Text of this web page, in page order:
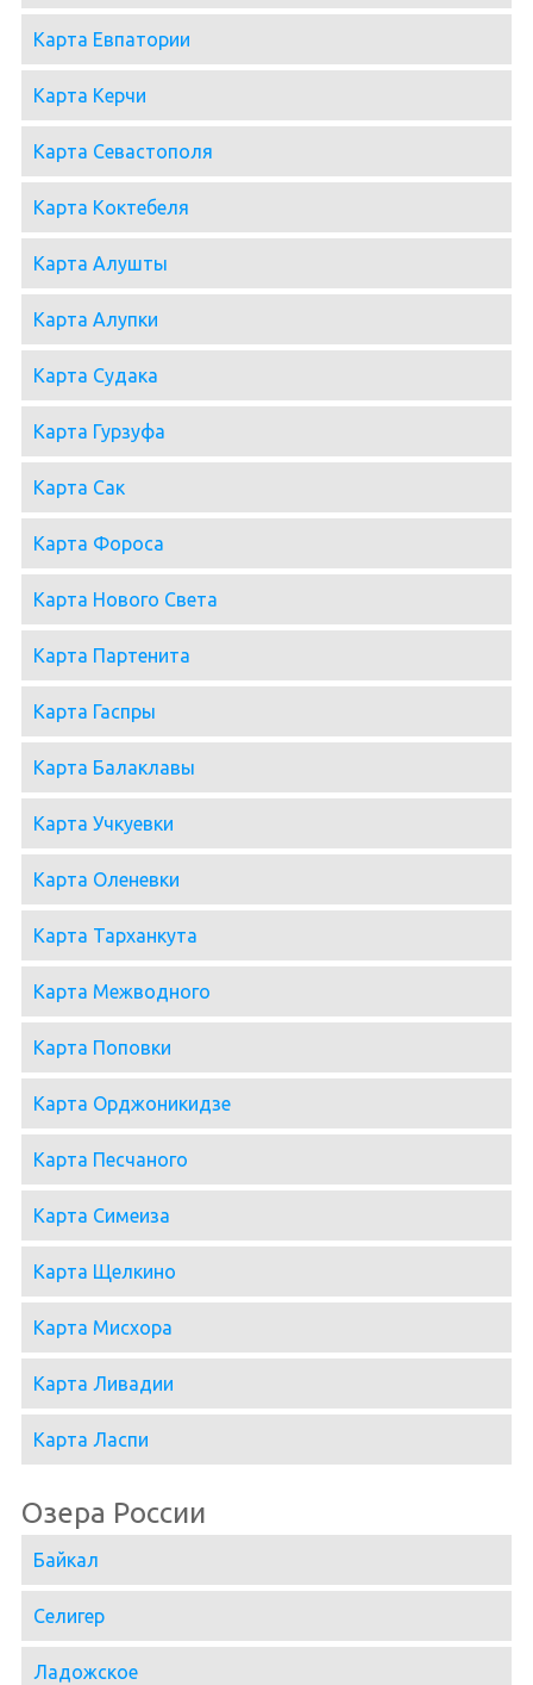
Карта Евпатории
Карта Керчи
Карта Севастополя
Карта Коктебеля
Карта Алушты
Карта Алупки
Карта Судака
Карта Гурзуфа
Карта Сак
Карта Фороса
Карта Нового Света
Карта Партенита
Карта Гаспры
Карта Балаклавы
Карта Учкуевки
Карта Оленевки
Карта Тарханкута
Карта Межводного
Карта Поповки
Карта Орджоникидзе
Карта Песчаного
Карта Симеиза
Карта Щелкино
Карта Мисхора
Карта Ливадии
Карта Ласпи
Озера России
Байкал
Селигер
Ладожское